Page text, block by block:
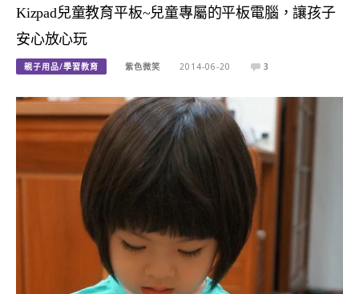
Kizpad兒童教育平板~兒童專屬的平板電腦，讓孩子
安心放心玩
親子用品/學習教育 紫色微笑 2014-06-20 3